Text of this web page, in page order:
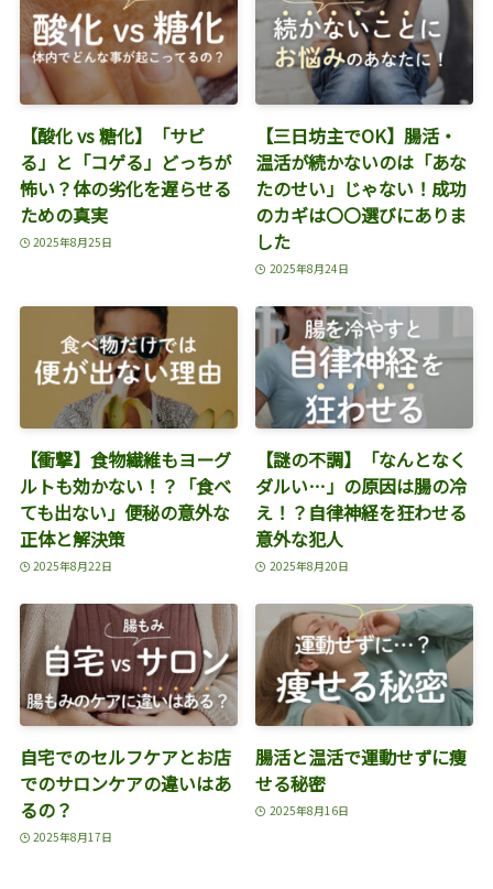
【酸化 vs 糖化】「サビ
る」と「コゲる」どっちが
怖い？体の劣化を遅らせる
ための真実
2025年8月25日
【三日坊主でOK】腸活・
温活が続かないのは「あな
たのせい」じゃない！成功
のカギは〇〇選びにありま
した
2025年8月24日
【衝撃】食物繊維もヨーグ
ルトも効かない！？「食べ
ても出ない」便秘の意外な
正体と解決策
2025年8月22日
【謎の不調】「なんとなく
ダルい…」の原因は腸の冷
え！？自律神経を狂わせる
意外な犯人
2025年8月20日
自宅でのセルフケアとお店
でのサロンケアの違いはあ
るの？
2025年8月17日
腸活と温活で運動せずに痩
せる秘密
2025年8月16日